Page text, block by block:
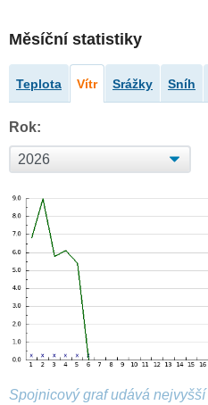
Měsíční statistiky
Teplota Vítr Srážky Sníh
Rok:
Spojnicový graf udává